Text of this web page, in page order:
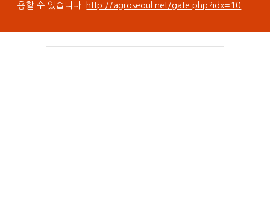
용할 수 있습니다.
http://agroseoul.net/gate.php?idx=10